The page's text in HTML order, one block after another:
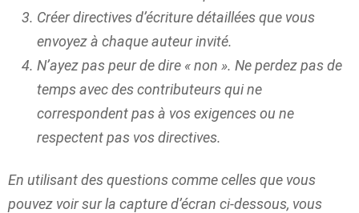
Créerdirectives d’écriture détailléesque vous
envoyez à chaque auteur invité.
N’ayez pas peur de dire « non ». Ne perdez pas de
temps avec des contributeurs qui ne
correspondent pas à vos exigences ou ne
respectent pas vos directives.
En utilisant des questions comme celles que vous
pouvez voir sur la capture d’écran ci-dessous, vous